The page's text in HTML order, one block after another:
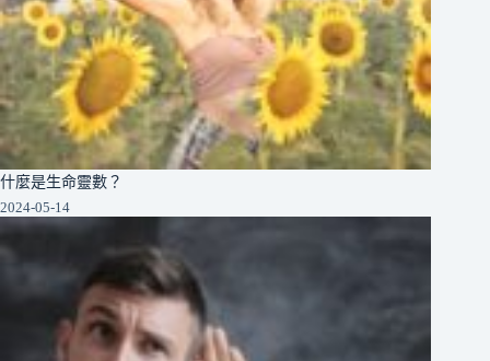
什麼是生命靈數？
2024-05-14